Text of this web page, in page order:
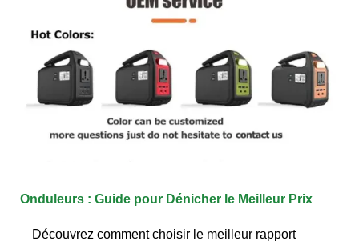
Onduleurs : Guide pour Dénicher le Meilleur Prix
Découvrez comment choisir le meilleur rapport